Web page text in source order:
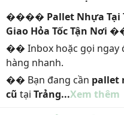
���� Pallet Nhựa Tại
Giao Hỏa Tốc Tận Nơi
�� Inbox hoặc gọi ngay
hàng nhanh.
�� Bạn đang cần pallet
cũ tại Trảng...Xem thêm